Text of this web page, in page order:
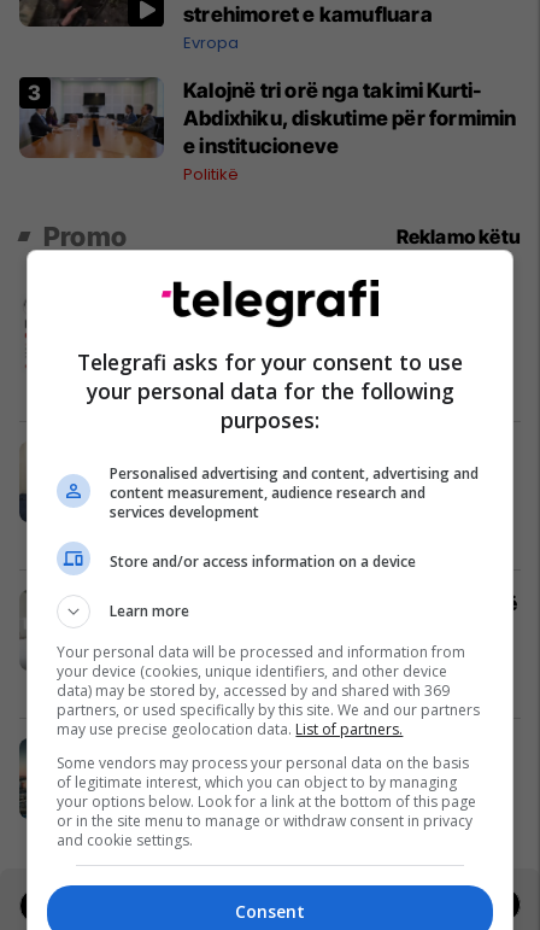
strehimoret e kamufluara
Evropa
Kalojnë tri orë nga takimi Kurti-
Abdixhiku, diskutime për formimin
e institucioneve
Politikë
Promo Reklamo këtu
Alba Health bashkon profesionistët
e kujdesit në një rrjet të përbashkët
në Zvicër
Alba Health
robotikës: Kosova drejt Koresë së
Jugut
Objekt 2475m² me qira në Sllatinë të
për zhvillimin e biznesit #16068
Pro Real Estate
Zgjidhni PrishtinaTicket për
udhëtimin tuaj drejt Hamburgut
Prishtina Ticket
Jobs
Telegrafi asks for your consent to use
your personal data for the following
purposes:
Personalised advertising and content, advertising and
content measurement, audience research and
services development
Store and/or access information on a device
Learn more
Your personal data will be processed and information from
your device (cookies, unique identifiers, and other device
data) may be stored by, accessed by and shared with 369
partners, or used specifically by this site. We and our partners
may use precise geolocation data. List of partners.
Some vendors may process your personal data on the basis
of legitimate interest, which you can object to by managing
your options below. Look for a link at the bottom of this page
or in the site menu to manage or withdraw consent in privacy
and cookie settings.
Consent